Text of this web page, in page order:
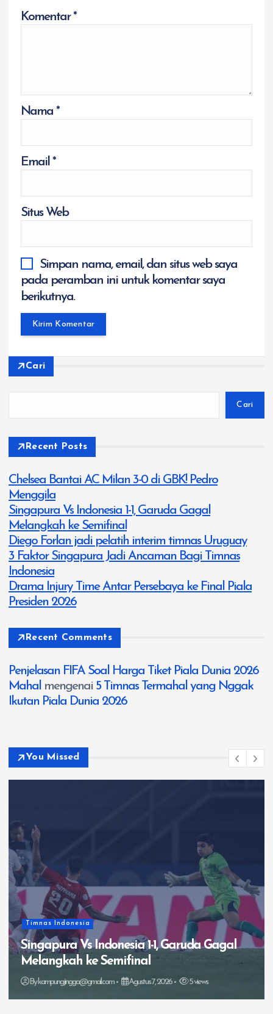
Komentar*
Nama *
Email *
Situs Web
Simpan nama, email, dan situs web saya
pada peramban ini untuk komentar saya
berikutnya.
Cari
Cari
Recent Posts
Chelsea Bantai AC Milan 3-0 di GBK! Pedro
Menggila
Singapura Vs Indonesia 1-1, Garuda Gagal
Melangkah ke Semifinal
Diego Forlan jadi pelatih interim timnas Uruguay
3 Faktor Singapura Jadi Ancaman Bagi Timnas
Indonesia
Drama Injury Time Antar Persebaya ke Final Piala
Presiden 2026
Recent Comments
Penjelasan FIFA Soal Harga Tiket Piala Dunia 2026
Mahal mengenai 5 Timnas Termahal yang Nggak
Ikutan Piala Dunia 2026
You Missed
Trending
Diego Forlan jadi pelatih interim timnas
Uruguay
Bykampungjingga@gmail.com Agustus 6, 2026 10 views